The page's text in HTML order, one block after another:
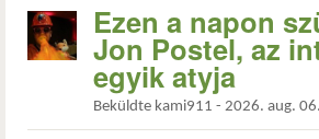
Ezen a napon
Jon Postel, az
egyik atyja
Beküldte kami911 - 2026. aug.